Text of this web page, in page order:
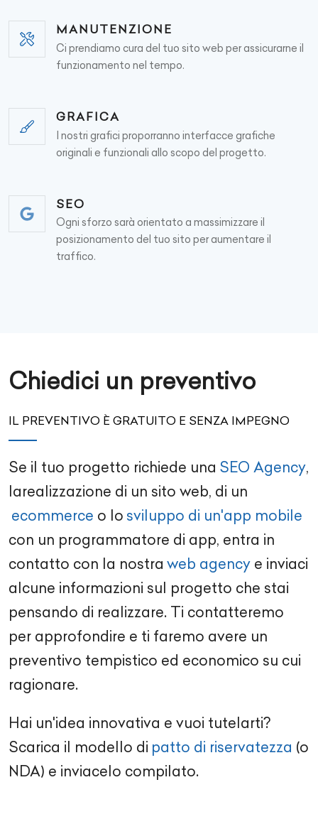
MANUTENZIONE
Ci prendiamo cura del tuo sito web per assicurarne il
funzionamento nel tempo.
GRAFICA
I nostri grafici proporranno interfacce grafiche
originali e funzionali allo scopo del progetto.
SEO
Ogni sforzo sarà orientato a massimizzare il
posizionamento del tuo sito per aumentare il
traffico.
Chiedici un preventivo
IL PREVENTIVO È GRATUITO E SENZA IMPEGNO
Se il tuo progetto richiede una SEO Agency,
larealizzazione di un sito web, di un
ecommerce o lo sviluppo di un'app mobile
con un programmatore di app, entra in
contatto con la nostra web agency e inviaci
alcune informazioni sul progetto che stai
pensando di realizzare. Ti contatteremo
per approfondire e ti faremo avere un
preventivo tempistico ed economico su cui
ragionare.
Hai un'idea innovativa e vuoi tutelarti?
Scarica il modello di patto di riservatezza (o
NDA) e inviacelo compilato.